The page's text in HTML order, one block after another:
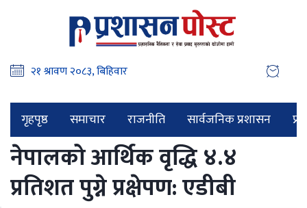
गृहपृष्ठ समाचार राजनीति सार्वजनिक प्रशासन
नेपालको आर्थिक वृद्धि ४.४
प्रतिशत पुग्ने प्रक्षेपण: एडीबी